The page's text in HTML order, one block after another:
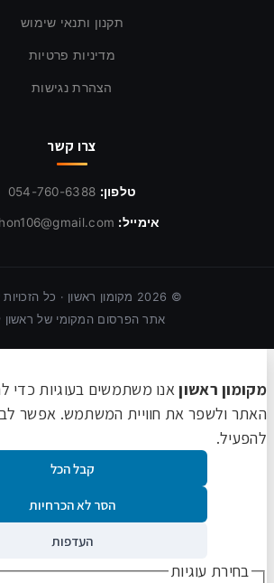
תקנון ותנאי שימוש
מדיניות פרטיות
הצהרת נגישות
צרו קשר
טלפון: 054-760-6388
אימייל:
©
2026 מקומון ראשון · כל
אתר הפרסום המקומי של ראשון
מקומון ראשוןאנו משתמשים בעוגיות כדי
האתר ולשפר את חוויית המשתמש. אפשר
להפעיל.
קבל הכל
הסר לא הכרחיות
העדפות
בחירת עוגיות